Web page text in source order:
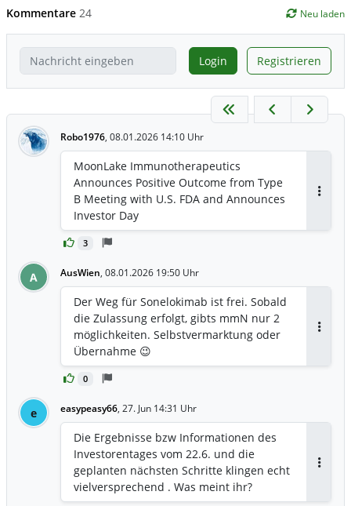
Kommentare 24 Neu laden
Login Registrieren
Robo1976, 08.01.2026 14:10 Uhr
3
MoonLake Immunotherapeutics
Announces Positive Outcome from Type
B Meeting with U.S. FDA and Announces
Investor Day
A AusWien, 08.01.2026 19:50 Uhr
0
Der Weg für Sonelokimab ist frei. Sobald
die Zulassung erfolgt, gibts mmN nur 2
möglichkeiten. Selbstvermarktung oder
Übernahme 😉
e easypeasy66, 27. Jun 14:31 Uhr
Die Ergebnisse bzw Informationen des
Investorentages vom 22.6. und die
geplanten nächsten Schritte klingen echt
vielversprechend . Was meint ihr?